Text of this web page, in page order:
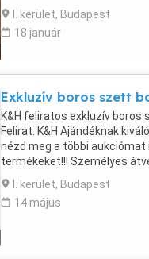
I. kerület, Budapest
18 január
Exkluzív boros szett
K&H feliratos exkluzív
Felirat: K&H Ajándéknak
nézd meg a többi
termékeket!!! Személyes
postázom is.
I. kerület, Budapest
14 május